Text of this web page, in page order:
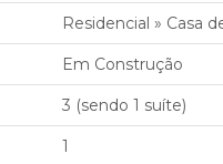
Residencial » Casa
Em Construção
3 (sendo 1 suíte)
1